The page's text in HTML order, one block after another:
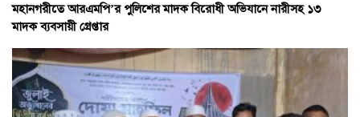
মহানগরীতে আরএমপি’র পুলিশের মাদক বিরোধী অভিযানে নারীসহ ১৩
মাদক ব্যবসায়ী গ্রেপ্তার